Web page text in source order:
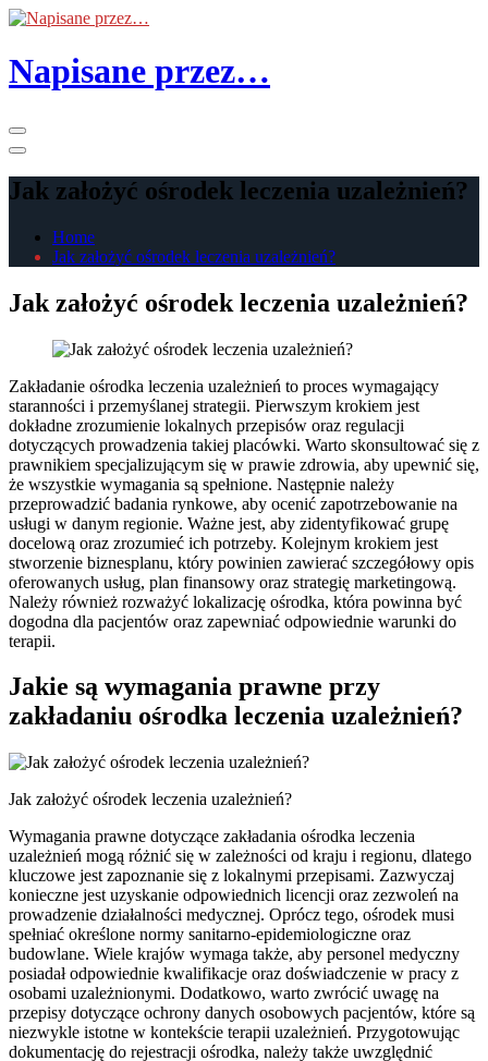
Skip
the
content
Napisane przez…
Jak założyć ośrodek leczenia uzależnień?
Home
Jak założyć ośrodek leczenia uzależnień?
Jak założyć ośrodek leczenia uzależnień?
Zakładanie ośrodka leczenia uzależnień to proces wymagający
staranności i przemyślanej strategii. Pierwszym krokiem jest
dokładne zrozumienie lokalnych przepisów oraz regulacji
dotyczących prowadzenia takiej placówki. Warto skonsultować się z
prawnikiem specjalizującym się w prawie zdrowia, aby upewnić się,
że wszystkie wymagania są spełnione. Następnie należy
przeprowadzić badania rynkowe, aby ocenić zapotrzebowanie na
usługi w danym regionie. Ważne jest, aby zidentyfikować grupę
docelową oraz zrozumieć ich potrzeby. Kolejnym krokiem jest
stworzenie biznesplanu, który powinien zawierać szczegółowy opis
oferowanych usług, plan finansowy oraz strategię marketingową.
Należy również rozważyć lokalizację ośrodka, która powinna być
dogodna dla pacjentów oraz zapewniać odpowiednie warunki do
terapii.
Jakie są wymagania prawne przy
zakładaniu ośrodka leczenia uzależnień?
Jak założyć ośrodek leczenia uzależnień?
Wymagania prawne dotyczące zakładania ośrodka leczenia
uzależnień mogą różnić się w zależności od kraju i regionu, dlatego
kluczowe jest zapoznanie się z lokalnymi przepisami. Zazwyczaj
konieczne jest uzyskanie odpowiednich licencji oraz zezwoleń na
prowadzenie działalności medycznej. Oprócz tego, ośrodek musi
spełniać określone normy sanitarno-epidemiologiczne oraz
budowlane. Wiele krajów wymaga także, aby personel medyczny
posiadał odpowiednie kwalifikacje oraz doświadczenie w pracy z
osobami uzależnionymi. Dodatkowo, warto zwrócić uwagę na
przepisy dotyczące ochrony danych osobowych pacjentów, które są
niezwykle istotne w kontekście terapii uzależnień. Przygotowując
dokumentację do rejestracji ośrodka, należy także uwzględnić